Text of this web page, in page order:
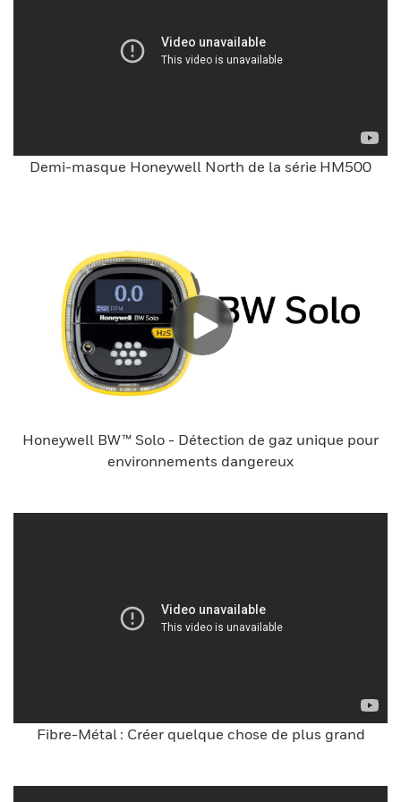
Demi-masque Honeywell North de la série HM500
Honeywell BW™ Solo - Détection de gaz unique pour
environnements dangereux
Fibre-Métal : Créer quelque chose de plus grand